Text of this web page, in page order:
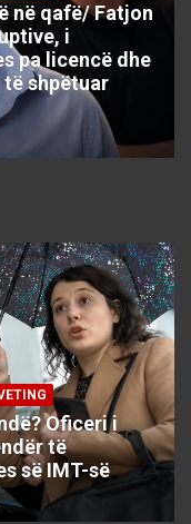
në qafë/ Fatjon
i
pa licencë dhe
shpëtuar
Oficeri i
të
së IMT-së